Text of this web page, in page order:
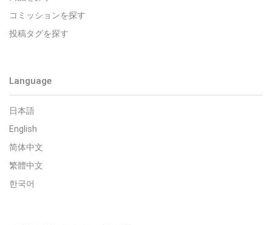
コミッションを探す
投稿タグを探す
Language
日本語
English
简体中文
繁體中文
한국어